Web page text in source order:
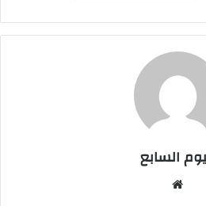
السابع